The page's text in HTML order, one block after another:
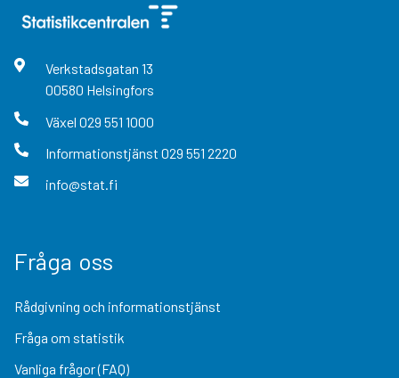
Verkstadsgatan 13
00580 Helsingfors
Växel 029 551 1000
Informationstjänst 029 551 2220
info@stat.fi
Fråga oss
Rådgivning och informationstjänst
Fråga om statistik
Vanliga frågor (FAQ)